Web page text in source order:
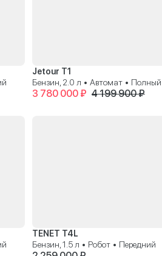
Jetour T1
Бензин, 2.0 л • Автомат • Полный
3 780 000 ₽ 4 199 900 ₽
TENET T4L
Бензин, 1.5 л • Робот • Передний